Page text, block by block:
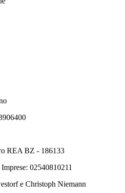
REA BZ - 186133
02540810211
e Christoph Niemann